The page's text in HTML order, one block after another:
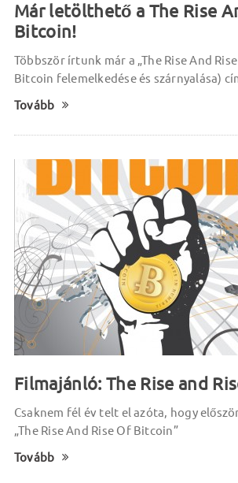
Már letölthető a The Rise
Bitcoin!
Többször írtunk már a „The Rise And
Bitcoin felemelkedése és szárnyalása)
Tovább
Filmajánló: The Rise and
Csaknem fél év telt el azóta, hogy
„The Rise And Rise Of Bitcoin”
Tovább